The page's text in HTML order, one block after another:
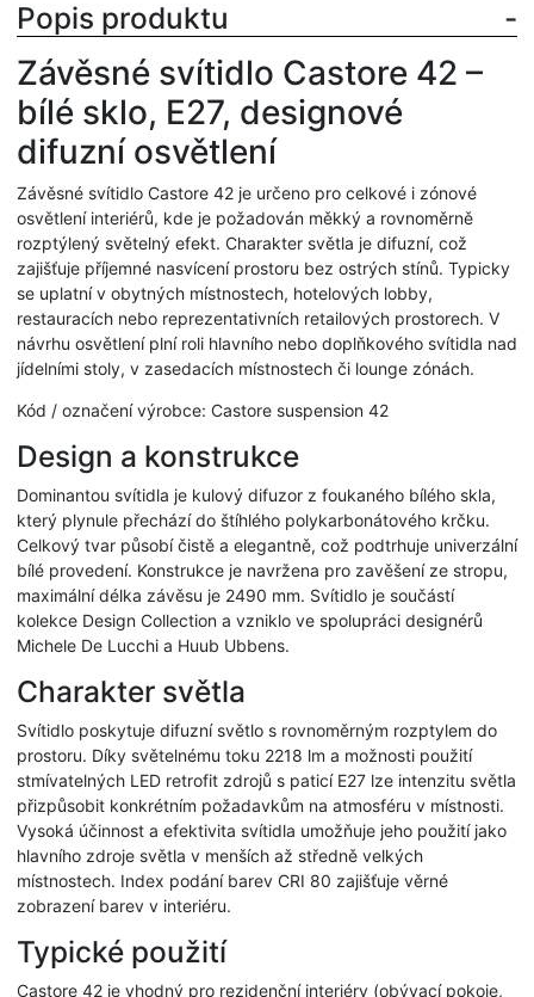
Popis produktu
Závěsné svítidlo Castore 42 –
bílé sklo, E27, designové
difuzní osvětlení
Závěsné svítidlo Castore 42 je určeno pro celkové i zónové
osvětlení interiérů, kde je požadován měkký a rovnoměrně
rozptýlený světelný efekt. Charakter světla je difuzní, což
zajišťuje příjemné nasvícení prostoru bez ostrých stínů. Typicky
se uplatní v obytných místnostech, hotelových lobby,
restauracích nebo reprezentativních retailových prostorech. V
návrhu osvětlení plní roli hlavního nebo doplňkového svítidla nad
jídelními stoly, v zasedacích místnostech či lounge zónách.
Kód / označení výrobce: Castore suspension 42
Design a konstrukce
Dominantou svítidla je kulový difuzor z foukaného bílého skla,
který plynule přechází do štíhlého polykarbonátového krčku.
Celkový tvar působí čistě a elegantně, což podtrhuje univerzální
bílé provedení. Konstrukce je navržena pro zavěšení ze stropu,
maximální délka závěsu je 2490 mm. Svítidlo je součástí
kolekce Design Collection a vzniklo ve spolupráci designérů
Michele De Lucchi a Huub Ubbens.
Charakter světla
Svítidlo poskytuje difuzní světlo s rovnoměrným rozptylem do
prostoru. Díky světelnému toku 2218 lm a možnosti použití
stmívatelných LED retrofit zdrojů s paticí E27 lze intenzitu světla
přizpůsobit konkrétním požadavkům na atmosféru v místnosti.
Vysoká účinnost a efektivita svítidla umožňuje jeho použití jako
hlavního zdroje světla v menších až středně velkých
místnostech. Index podání barev CRI 80 zajišťuje věrné
zobrazení barev v interiéru.
Typické použití
Castore 42 je vhodný pro rezidenční interiéry (obývací pokoje,